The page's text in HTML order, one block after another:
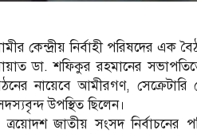
কেন্দ্রীয় নির্বাহী পরিষদের
ডা. শফিকুর রহমানের
নায়েবে আমীরগণ, সেক্রেটারি
উপস্থিত ছিলেন।
জাতীয় সংসদ নির্বাচনের